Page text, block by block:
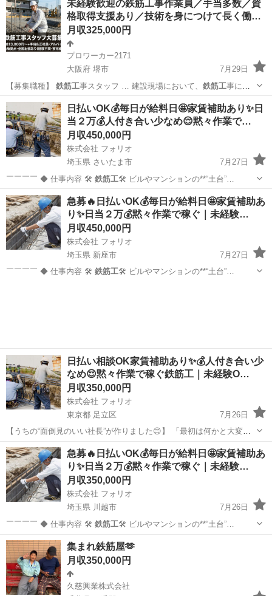
未経験歓迎の鉄筋工事作業員／手当多数／資
格取得支援あり／技術を身につけて長く働…
月収325,000円
プロワーカー2171
大阪府 堺市
7月29日
【募集職種】 鉄筋工 事スタッフ … 建設現場において、 鉄筋工事に関
する作業を担… 主な業務内容 ・鉄筋工 事の現場作業 … 各現場にて鉄
筋工
事に従事し、作業を…
大阪 堺市 その他 未経験
日払いOK💰毎日が給料日🤩家賃補助あり✨日
当２万💰人付き合い少なめ😌黙々作業で…
月収450,000円
株式会社 フォリオ
埼玉県 さいたま市
7月27日
￣￣￣￣ ◆ 仕事内容 🛠️ 鉄筋工🛠️ ビルやマンションの**“土台”…
埼玉 さいたま市 大工 未経験
急募🔥日払いOK💰毎日が給料日🤩家賃補助あ
り✨日当２万💰黙々作業で稼ぐ｜未経験…
月収450,000円
株式会社 フォリオ
埼玉県 新座市
7月27日
￣￣￣￣ ◆ 仕事内容 🛠️ 鉄筋工🛠️ ビルやマンションの**“土台”…
日払い相談OK家賃補助あり✨💰人付き合い少
なめ😌黙々作業で稼ぐ鉄筋工｜未経験O…
月収350,000円
株式会社 フォリオ
東京都 足立区
7月26日
【うちの“面倒見のいい社長”が作りました😊】 「最初は何かと大変だ
ろ？」 その一言から始まった制度です。 🎁〈ちょっと嬉しい皆勤賞ボ
ーナス〉 ✨ 入社1週間目 → 2,000円 ✨ 入社2週間目 → 4,000...
東京 足立区 鳶職 未経験
急募🔥日払いOK💰毎日が給料日🤩家賃補助あ
り✨日当２万💰黙々作業で稼ぐ｜未経験…
月収350,000円
株式会社 フォリオ
埼玉県 川越市
7月26日
￣￣￣￣ ◆ 仕事内容 🛠️ 鉄筋工🛠️ ビルやマンションの**“土台”…
埼玉 川越市 鳶職 未経験
集まれ鉄筋屋🫶
月収350,000円
久慈興業株式会社